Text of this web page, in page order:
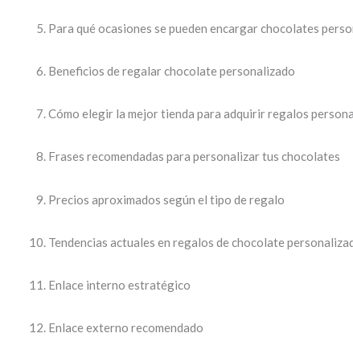
Para qué ocasiones se pueden encargar chocolates
Beneficios de regalar chocolate personalizado
Cómo elegir la mejor tienda para adquirir regalos
Frases recomendadas para personalizar tus chocolates
Precios aproximados según el tipo de regalo
Tendencias actuales en regalos de chocolate
Enlace interno estratégico
Enlace externo recomendado